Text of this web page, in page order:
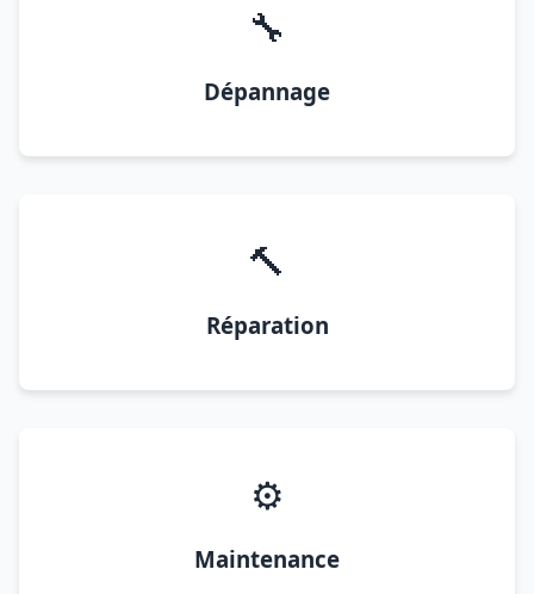
🔧
Dépannage
🔨
Réparation
⚙️
Maintenance